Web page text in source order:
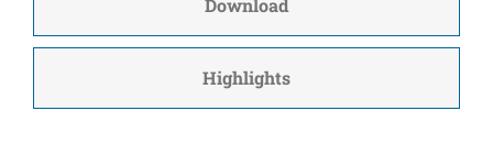
Download
Highlights